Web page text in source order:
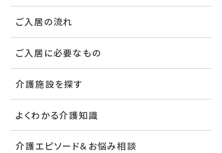
ご入居の流れ
ご入居に必要なもの
介護施設を探す
よくわかる介護知識
介護エピソード＆お悩み相談